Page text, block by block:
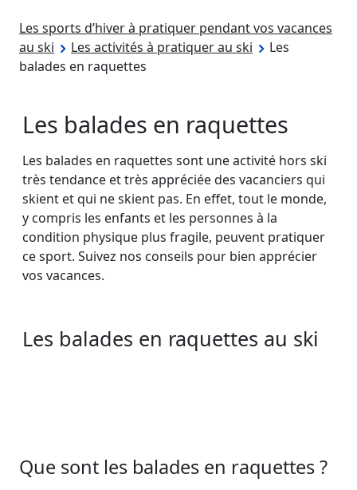
Les sports d’hiver à pratiquer pendant vos vacances
au ski
Les activités à pratiquer au ski
Les
balades en raquettes
Les balades en raquettes
Les balades en raquettes sont une activité hors ski
très tendance et très appréciée des vacanciers qui
skient et qui ne skient pas. En effet, tout le monde,
y compris les enfants et les personnes à la
condition physique plus fragile, peuvent pratiquer
ce sport. Suivez nos conseils pour bien apprécier
vos vacances.
Les balades en raquettes au ski
Que sont les balades en raquettes ?